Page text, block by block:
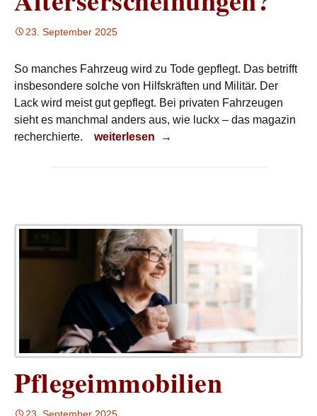
23. September 2025
So manches Fahrzeug wird zu Tode gepflegt. Das betrifft
insbesondere solche von Hilfskräften und Militär. Der
Lack wird meist gut gepflegt. Bei privaten Fahrzeugen
sieht es manchmal anders aus, wie luckx – das magazin
recherchierte.
Alterserscheinungen?
weiterlesen →
Pflegeimmobilien
23. September 2025